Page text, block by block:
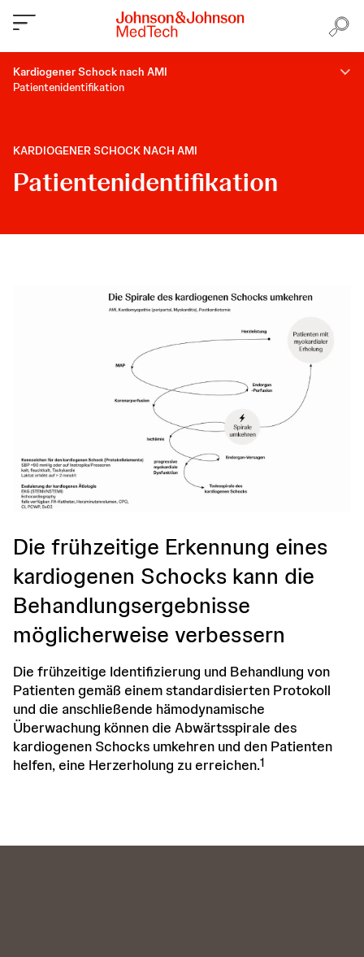
Kardiogener Schock nach AMI
Patientenidentifikation
KARDIOGENER SCHOCK NACH AMI
Patientenidentifikation
Die frühzeitige Erkennung eines
kardiogenen Schocks kann die
Behandlungsergebnisse
möglicherweise verbessern
Die frühzeitige Identifizierung und Behandlung von
Patienten gemäß einem standardisierten Protokoll
und die anschließende hämodynamische
Überwachung können die Abwärtsspirale des
kardiogenen Schocks umkehren und den Patienten
helfen, eine Herzerholung zu erreichen.1